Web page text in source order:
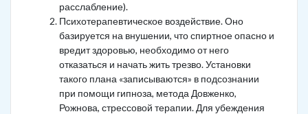
расслабление).
Психотерапевтическое воздействие. Оно
базируется на внушении, что спиртное опасно и
вредит здоровью, необходимо от него
отказаться и начать жить трезво. Установки
такого плана «записываются» в подсознании
при помощи гипноза, метода Довженко,
Рожнова, стрессовой терапии. Для убеждения